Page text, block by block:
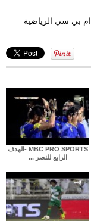
ام بي سي الرياضية
MBC PRO SPORTS -الهدف
الرابع للنصر ...